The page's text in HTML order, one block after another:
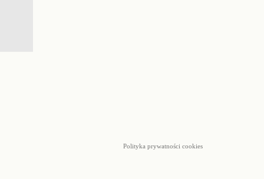
Polityka prywatności cookies